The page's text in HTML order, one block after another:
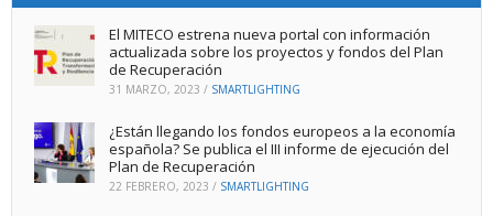
El MITECO estrena nueva portal con información
actualizada sobre los proyectos y fondos del Plan
de Recuperación
31 MARZO, 2023 / SMARTLIGHTING
¿Están llegando los fondos europeos a la economía
española? Se publica el III informe de ejecución del
Plan de Recuperación
22 FEBRERO, 2023 / SMARTLIGHTING